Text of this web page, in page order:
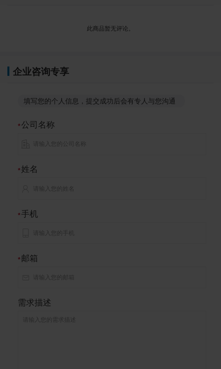
此商品暂无评论。
企业咨询专享
填写您的个人信息，提交成功后会有专人与您沟通
* 公司名称
* 姓名
* 手机
* 邮箱
需求描述